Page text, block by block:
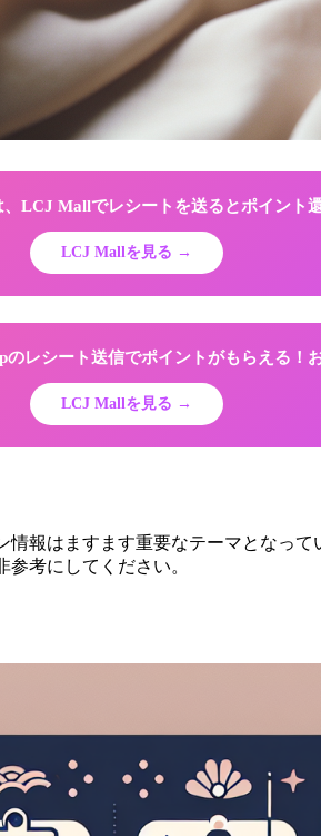
LCJ Mallでレシートを送るとポイント
LCJ Mallを見る →
レシート送信でポイントがもらえる！
LCJ Mallを見る →
報はますます重要なテーマとなっ
考にしてください。